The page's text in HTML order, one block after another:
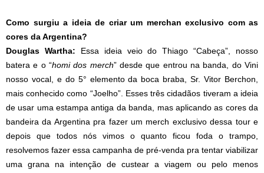
Como surgiu a ideia de criar um merchan exclusivo com as
cores da Argentina?
Douglas Wartha: Essa ideia veio do Thiago “Cabeça”, nosso
batera e o “homi dos merch” desde que entrou na banda, do Vini
nosso vocal, e do 5° elemento da boca braba, Sr. Vitor Berchon,
mais conhecido como “Joelho”. Esses três cidadãos tiveram a ideia
de usar uma estampa antiga da banda, mas aplicando as cores da
bandeira da Argentina pra fazer um merch exclusivo dessa tour e
depois que todos nós vimos o quanto ficou foda o trampo,
resolvemos fazer essa campanha de pré-venda pra tentar viabilizar
uma grana na intenção de custear a viagem ou pelo menos